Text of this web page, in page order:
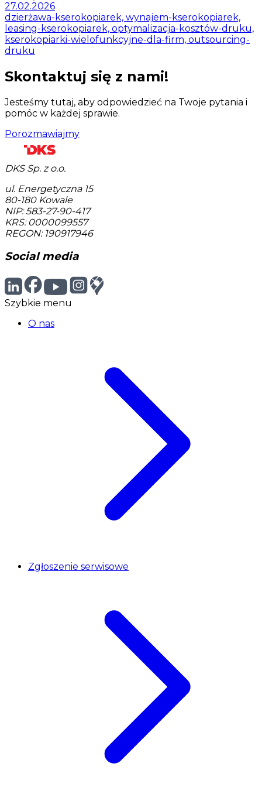
27.02.2026
dzierżawa-kserokopiarek, wynajem-kserokopiarek,
leasing-kserokopiarek, optymalizacja-kosztów-druku,
kserokopiarki-wielofunkcyjne-dla-firm, outsourcing-
druku
Skontaktuj się z nami!
Jesteśmy tutaj, aby odpowiedzieć na Twoje pytania i
pomóc w każdej sprawie.
Porozmawiajmy
DKS Sp. z o.o.
ul. Energetyczna 15
80-180 Kowale
NIP: 583-27-90-417
KRS: 0000099557
REGON: 190917946
Social media
Szybkie menu
O nas
Zgłoszenie serwisowe